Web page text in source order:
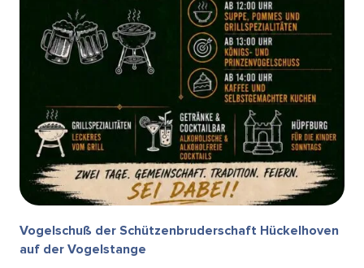
Vogelschuß der Schützenbruderschaft Hückelhoven
auf der Vogelstange